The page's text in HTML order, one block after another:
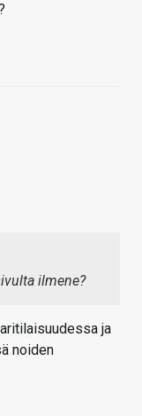
ilmene?
ja
noiden